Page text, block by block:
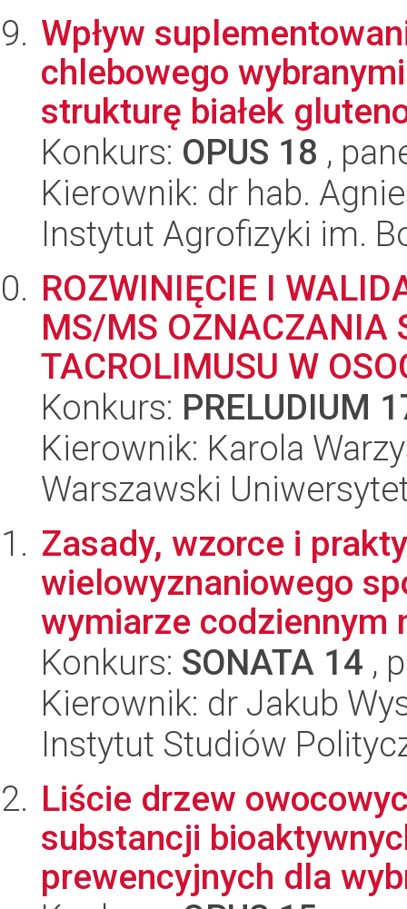
Wpływ
chlebowego
strukturę białek
Konkurs: OPUS 18 ,
Kierownik: dr hab.
Instytut Agrofizyki im.
ROZWINIĘCIE I
MS/MS OZNACZANIA
TACROLIMUSU W
Konkurs: PRELUDIUM
Kierownik: Karola
Warszawski
Zasady, wzorce i
wielowyznaniowego
wymiarze codziennym
Konkurs: SONATA 14 ,
Kierownik: dr Jakub
Instytut Studiów
Liście drzew
substancji
prewencyjnych dla